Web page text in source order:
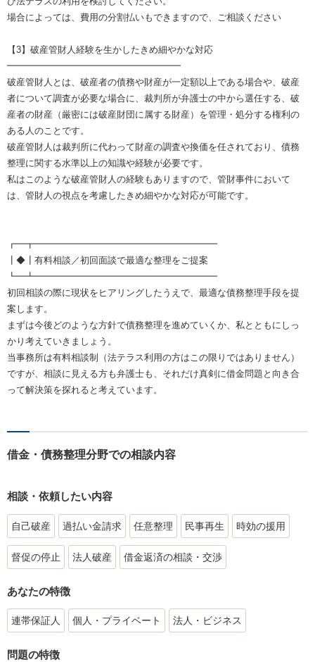
場合によっては、費用の分割払いもできますので、ご相談ください
【3】破産管財人経験を生かしたきめ細やかな対応
━━━━━━━━━━━━━━━━━━━
破産管財人とは、破産者の債務や財産が一定額以上である場合や、破産
者について調査が必要な場合に、裁判所が弁護士の中から選任する、破
産者の財産（厳密には破産財団に属する財産）を管理・処分する権利の
ある人のことです。
破産管財人は裁判所に代わって財産の調査や換価を任されており、債務
整理に関する水準以上の知識や経験が必要です。
私はこのような破産管財人の経験もありますので、管財事件において
は、管財人の視点を考慮したきめ細やかな対応が可能です。
┏━┳━━━━━━━━━━━━━━━━━━━━
┃◆┃有料相談／初回面談で最適な整理をご提案
┗━┻━━━━━━━━━━━━━━━━━━━━
初回相談の際に現状をヒアリングしたうえで、最適な債務整理手段を提
案します。
まずは今後どのような方針で債務整理を進めていくか、私とともにしっ
かり考えていきましょう。
当事務所は有料相談制（法テラス利用の方はこの限りではありません）
ですが、相談に見える方も弁護士も、それだけ真剣に借金問題と向き合
って解決策を探れると考えています。
借金・債務整理分野での相談内容
相談・依頼したい内容
自己破産 過払い金請求 任意整理 民事再生 時効の援用
督促の停止 法人破産 借金返済の相談・交渉
あなたの特徴
連帯保証人 個人・プライベート 法人・ビジネス
問題の特徴